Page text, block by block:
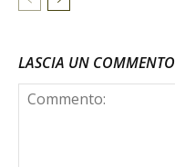
LASCIA UN COMMENTO